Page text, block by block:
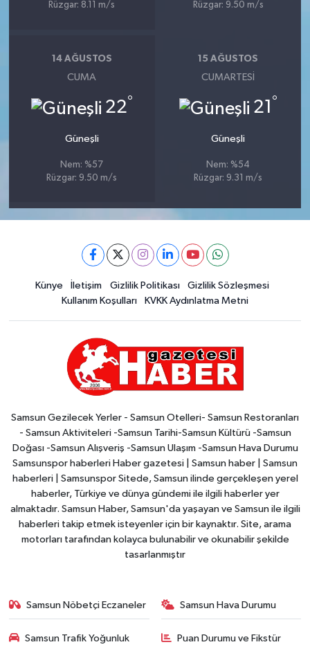
Rüzgar: 8.11 m/s
Rüzgar: 9.50 m/s
14 AĞUSTOS
CUMA
22°
Güneşli
Nem: %57
Rüzgar: 9.50 m/s
15 AĞUSTOS
CUMARTESI
21 °
Güneşli
Nem: %54
Rüzgar: 9.31 m/s
Künye İletişim Gizlilik Politikası
Gizlilik Sözleşmesi
Kullanım Koşulları
KVKK Aydınlatma Metni
Samsun Gezilecek Yerler - Samsun Otelleri- Samsun Restoranları
- Samsun Aktiviteleri -Samsun Tarihi-Samsun Kültürü -Samsun
Doğası -Samsun Alışveriş -Samsun Ulaşım -Samsun Hava Durumu
Samsunspor haberleri Haber gazetesi | Samsun haber | Samsun
haberleri | Samsunspor Sitede, Samsun ilinde gerçekleşen yerel
haberler, Türkiye ve dünya gündemi ile ilgili haberler yer
almaktadır. Samsun Haber, Samsun'da yaşayan ve Samsun ile ilgili
haberleri takip etmek isteyenler için bir kaynaktır. Site, arama
motorları tarafından kolayca bulunabilir ve okunabilir şekilde
tasarlanmıştır
Samsun Nöbetçi Eczaneler Samsun Hava Durumu
Samsun Trafik Yoğunluk
Puan Durumu ve Fikstür